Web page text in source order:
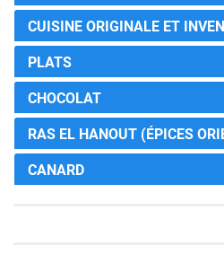
CUISINE ORIGINALE ET
PLATS
CHOCOLAT
RAS EL HANOUT (ÉPICES
CANARD